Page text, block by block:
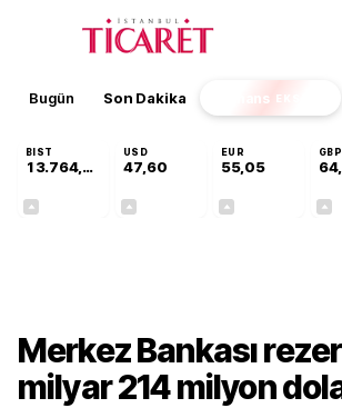
Bugün Son Dakika Finans EKSTRA
BIST
13.764,41
USD
47,60
EUR
55,05
GBP
Merkez Bankası
milyar 214 milyon